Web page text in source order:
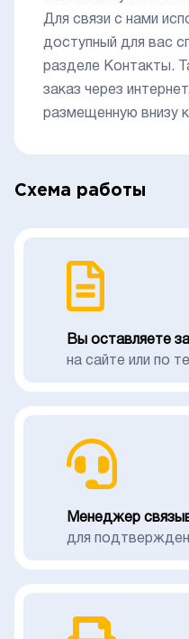
Для связи с нами
доступный для вас
разделе Контакты.
заказ через
размещенную внизу
Схема работы
Вы оставляете
на сайте или по
Менеджер
для